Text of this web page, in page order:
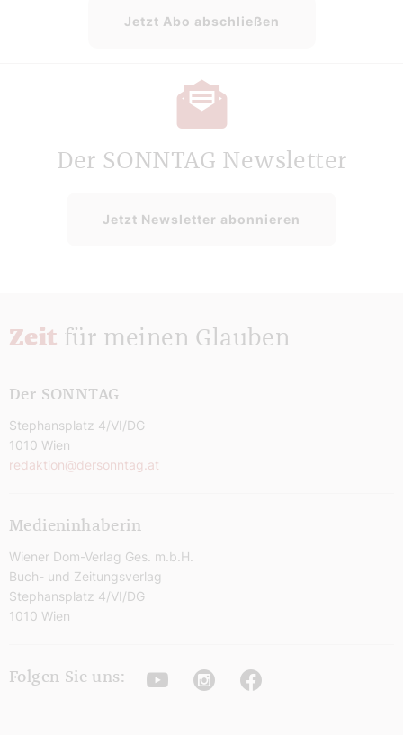
Jetzt Abo abschließen
Der SONNTAG Newsletter
Jetzt Newsletter abonnieren
Zeit für meinen Glauben
Der SONNTAG
Stephansplatz 4/VI/DG
1010 Wien
redaktion@dersonntag.at
Medieninhaberin
Wiener Dom-Verlag Ges. m.b.H.
Buch- und Zeitungsverlag
Stephansplatz 4/VI/DG
1010 Wien
Folgen Sie uns: YoutubeInstagramFacebook